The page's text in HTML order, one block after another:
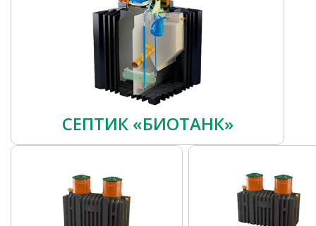
СЕПТИК «БИОТАНК»